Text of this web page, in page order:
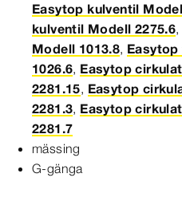
Easytop kulventil
kulventil Modell 2275.6,
Modell 1013.8,
1026.6, Easytop
2281.15, Easytop
2281.3, Easytop
2281.7
mässing
G-​gänga